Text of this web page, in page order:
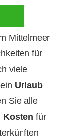
Mittelmeer
für
viele
Urlaub
Sie alle
Kosten für